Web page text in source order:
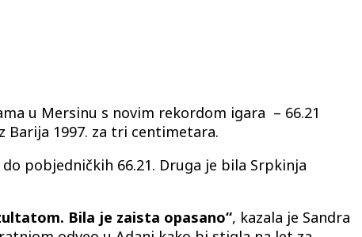
u Mersinu s novim rekordom igara – 66.21
Barija 1997. za tri centimetara.
pobjedničkih 66.21. Druga je bila Srpkinja
Bila je zaista opasano“, kazala je Sandra